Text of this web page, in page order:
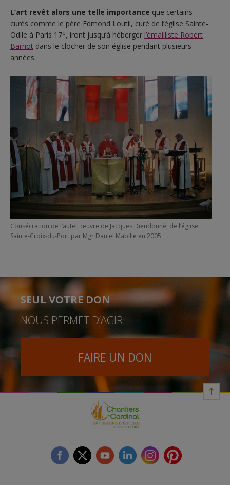
L’art revêt alors une telle importance que certains
curés comme le père Edmond Loutil, curé de l’église Sainte-
Odile à Paris 17e, iront jusqu’à héberger l’émailliste Robert
Barriot dans le clocher de son église pendant plusieurs
années.
Consécration de l’autel, œuvre de Jacques Dieudonné, de l’église
Sainte-Croix-du-Port par Mgr Daniel Mabille en 2005.
SEUL VOTRE DON
NOUS PERMET D’AGIR
FAIRE UN DON